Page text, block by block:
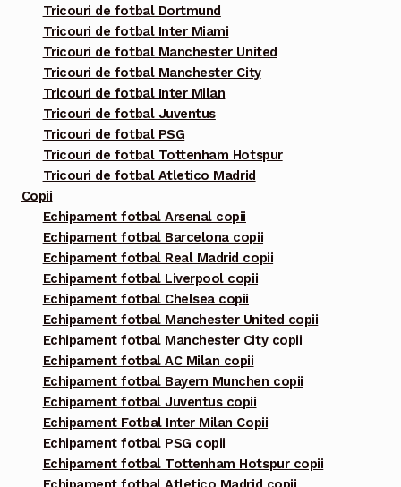
Tricouri de fotbal Dortmund
Tricouri de fotbal Inter Miami
Tricouri de fotbal Manchester United
Tricouri de fotbal Manchester City
Tricouri de fotbal Inter Milan
Tricouri de fotbal Juventus
Tricouri de fotbal PSG
Tricouri de fotbal Tottenham Hotspur
Tricouri de fotbal Atletico Madrid
Copii
Echipament fotbal Arsenal copii
Echipament fotbal Barcelona copii
Echipament fotbal Real Madrid copii
Echipament fotbal Liverpool copii
Echipament fotbal Chelsea copii
Echipament fotbal Manchester United copii
Echipament fotbal Manchester City copii
Echipament fotbal AC Milan copii
Echipament fotbal Bayern Munchen copii
Echipament fotbal Juventus copii
Echipament Fotbal Inter Milan Copii
Echipament fotbal PSG copii
Echipament fotbal Tottenham Hotspur copii